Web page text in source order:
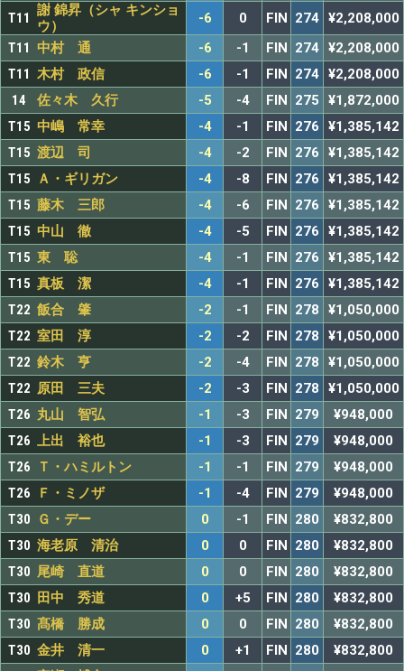
T11 謝 錦昇（シャ キンショ
ウ）
-6 0 FIN 274 ¥2,208,000
T11 中村 通 -6 -1 FIN 274 ¥2,208,000
T11 木村 政信 -6 -1 FIN 274 ¥2,208,000
14
佐々木 久行 -5 -4 FIN 275
¥1,872,000
T15 中嶋 常幸 -4 -1 FIN 276
¥1,385,142
T15 渡辺 司 -4 -2 FIN 276
¥1,385,142
T15
Ａ・ギリガン -4 -8 FIN 276
¥1,385,142
T15 藤木 三郎 -4 -6 FIN 276
¥1,385,142
T15 中山 徹 -4 -5 FIN 276
¥1,385,142
T15 東 聡 -4 -1 FIN 276
¥1,385,142
T15 真板 潔 -4 -1 FIN 276
¥1,385,142
T22 飯合 肇 -2 -1 FIN 278
¥1,050,000
T22 室田 淳 -2 -2 FIN 278
¥1,050,000
T22 鈴木 亨 -2 -4 FIN 278
¥1,050,000
T22 原田 三夫 -2 -3 FIN 278
¥1,050,000
T26 丸山 智弘 -1 -3 FIN 279
¥948,000
T26 上出 裕也 -1 -3 FIN 279
¥948,000
T26
Ｔ・ハミルトン -1 -1 FIN 279
¥948,000
T26
Ｆ・ミノザ -1 -4 FIN 279
¥948,000
T30
Ｇ・デー 0 -1 FIN 280
¥832,800
T30 海老原 清治 0 0 FIN 280
¥832,800
T30 尾崎 直道 0 0 FIN 280
¥832,800
T30
田中 秀道 0 +5 FIN 280
¥832,800
T30 髙橋 勝成 0 0 FIN 280
¥832,800
T30 金井 清一 0 +1 FIN 280
¥832,800